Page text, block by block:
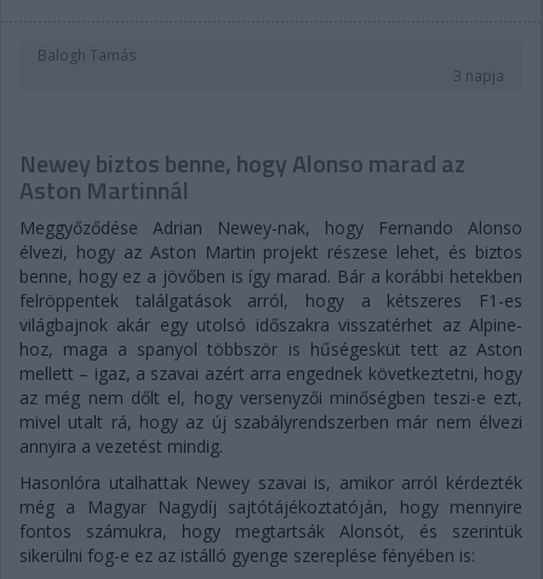
Balogh Tamás
3 napja
Newey biztos benne, hogy Alonso marad az
Aston Martinnál
Meggyőződése Adrian Newey-nak, hogy Fernando Alonso
élvezi, hogy az Aston Martin projekt részese lehet, és biztos
benne, hogy ez a jövőben is így marad. Bár a korábbi hetekben
felröppentek találgatások arról, hogy a kétszeres F1-es
világbajnok akár egy utolsó időszakra visszatérhet az Alpine-
hoz, maga a spanyol többször is hűségesküt tett az Aston
mellett – igaz, a szavai azért arra engednek következtetni, hogy
az még nem dőlt el, hogy versenyzői minőségben teszi-e ezt,
mivel utalt rá, hogy az új szabályrendszerben már nem élvezi
annyira a vezetést mindig.
Hasonlóra utalhattak Newey szavai is, amikor arról kérdezték
még a Magyar Nagydíj sajtótájékoztatóján, hogy mennyire
fontos számukra, hogy megtartsák Alonsót, és szerintük
sikerülni fog-e ez az istálló gyenge szereplése fényében is: